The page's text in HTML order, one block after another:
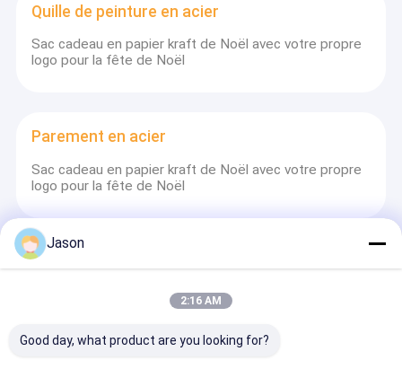
À propos de nous
Visite de l'usine
Nous contacter
Nouvelles
Les affaires
Quille de peinture en acier
Sac cadeau en papier kraft de Noël avec votre propre
logo pour la fête de Noël
Parement en acier
Sac cadeau en papier kraft de Noël avec votre propre
logo pour la fête de Noël
Pièces de cadre métallique
Sac cadeau en papier kraft de Noël avec votre propre
logo pour la fête de Noël
du Jiangsu, en Chine.
Jason
2:16 AM
Good day, what product are you looking for?